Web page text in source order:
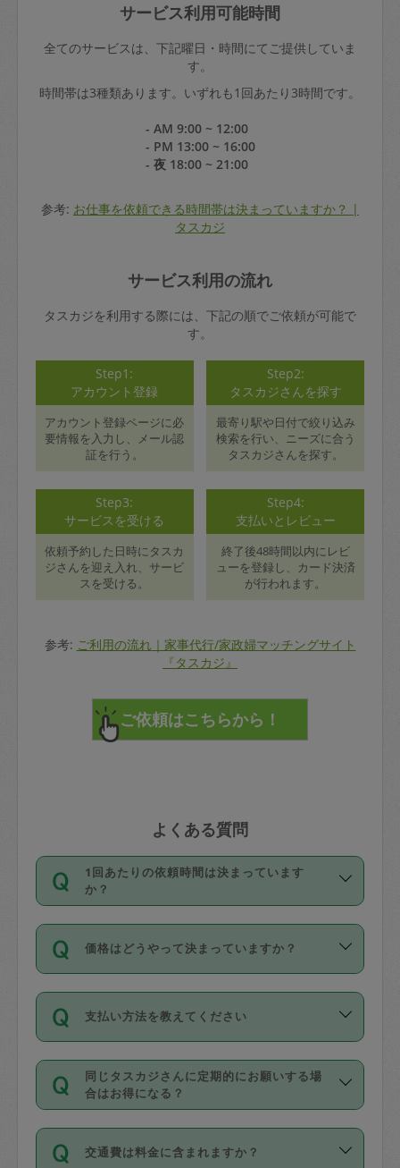
サービス利用可能時間
全てのサービスは、下記曜日・時間にてご提供していま
す。
時間帯は3種類あります。いずれも1回あたり3時間です。
- AM 9:00 ~ 12:00
- PM 13:00 ~ 16:00
- 夜 18:00 ~ 21:00
参考: お仕事を依頼できる時間帯は決まっていますか？ |
タスカジ
サービス利用の流れ
タスカジを利用する際には、下記の順でご依頼が可能で
す。
Step1:
アカウント登録
アカウント登録ページに必
要情報を入力し、メール認
証を行う。
Step2:
タスカジさんを探す
最寄り駅や日付で絞り込み
検索を行い、ニーズに合う
タスカジさんを探す。
Step3:
サービスを受ける
依頼予約した日時にタスカ
ジさんを迎え入れ、サービ
スを受ける。
Step4:
支払いとレビュー
終了後48時間以内にレビ
ューを登録し、カード決済
が行われます。
参考: ご利用の流れ｜家事代行/家政婦マッチングサイト
『タスカジ』
よくある質問
1回あたりの依頼時間は決まっています
か？
依頼1回につき3時間固定です。3時間を
超えて依頼したい場合は、延長機能をご
利用ください。機能をご利用いただくに
の上事前申請することが必要です。な
お、3時間を下回っても、値引き等はござ
いません。
価格はどうやって決まっていますか？
11種類の価格帯の中からタスカジさん自
身が価格を選んで設定しています。
タスカジさんの価格設定には最初は制限
があり、レビュー件数、レビューの平均
値、などで除々に設定可能な最高額が上
がっていく仕組みになっています。
支払い方法を教えてください
お支払方法はクレジットカード（Visa／
Master／JCB／AMERICAN EXPRESS／
Diners Club）のみとなります。
を行う際にご入力ください。プロフィー
同じタスカジさんに定期的にお願いする場
合はお得になる？
依頼には「スポット」と「定期（毎週｜
隔週）」があり、「定期」の依頼は「ス
交通費は料金に含まれますか？